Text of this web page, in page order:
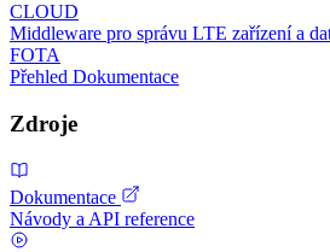
CLOUD
Middleware pro správu LTE zařízení a
FOTA
Přehled Dokumentace
Zdroje
Dokumentace
Návody a API reference